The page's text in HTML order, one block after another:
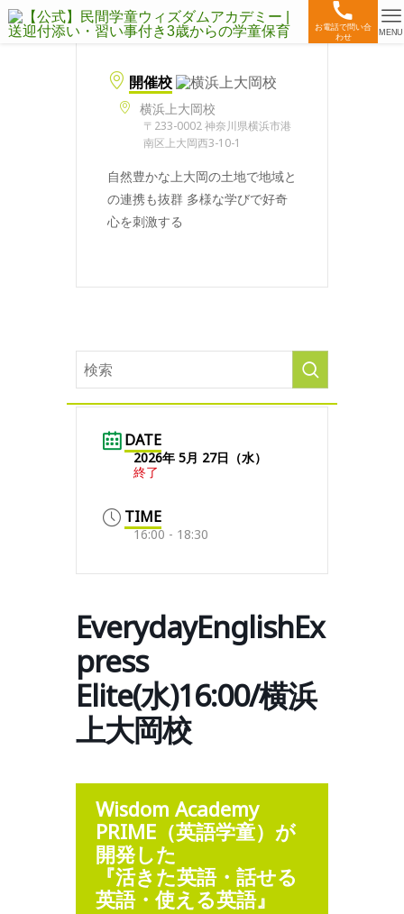
お電話で問い合
わせ
MENU
開催校
横浜上大岡校
〒233-0002 神奈川県横浜市港
南区上大岡西3-10-1
自然豊かな上大岡の土地で地域と
の連携も抜群 多様な学びで好奇
心を刺激する
DATE
2026年 5月 27日（水）
終了
TIME
16:00 - 18:30
EverydayEnglishEx
press
Elite(水)16:00/横浜
上大岡校
Wisdom Academy
PRIME（英語学童）が
開発した
『活きた英語・話せる
英語・使える英語』